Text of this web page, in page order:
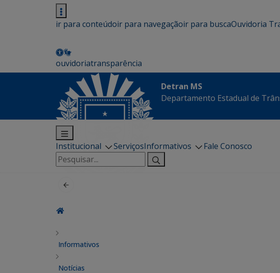
ir para conteúdoir para navegaçãoir para buscaOuvidoria
ouvidoriatransparência
Detran MS
Departamento Estadual de
Institucional ServiçosInformativos
Fale Conosco
Pesquisar
por:
Informativos
Notícias